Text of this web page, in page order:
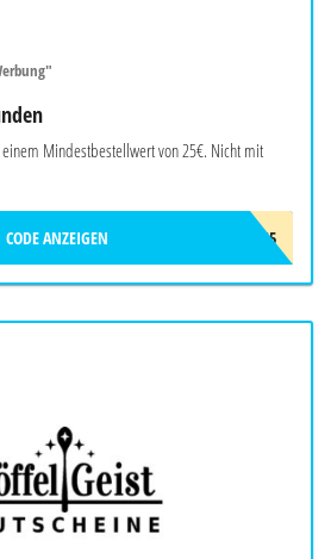
Mindestbestellwert von 25€. Nicht mit
LOS5
CODE ANZEIGEN